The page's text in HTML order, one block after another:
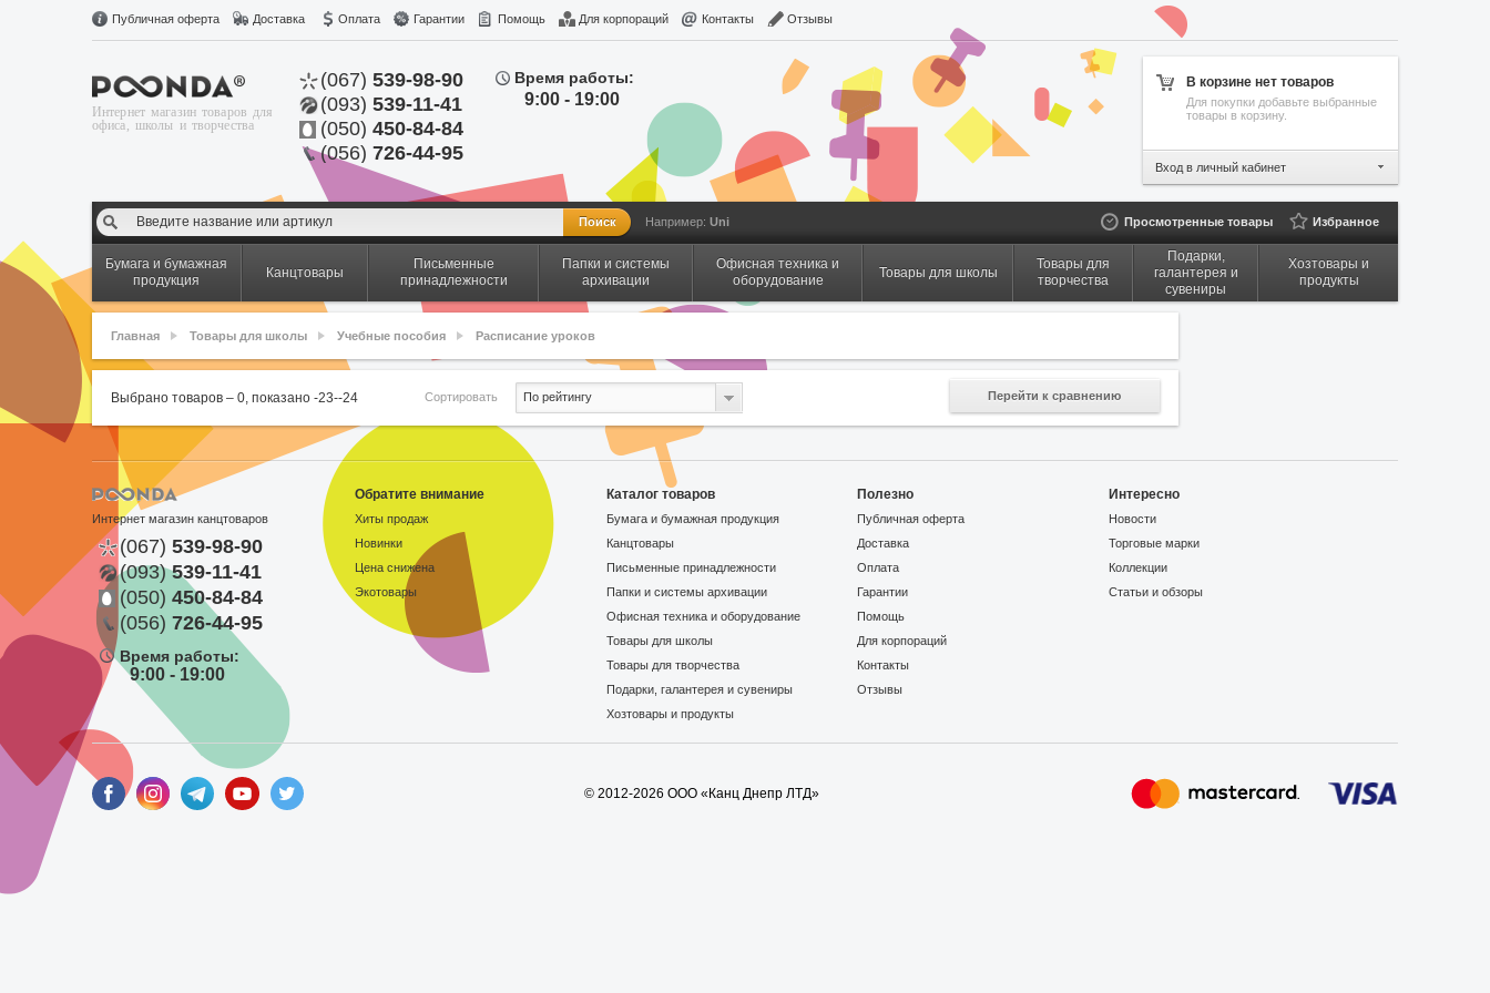
Публичная оферта Доставка Оплата Гарантии Помощь Для корпораций Контакты Отзывы
Интернет магазин товаров для
офиса, школы и творчества
(067) 539-98-90
(093) 539-11-41
(050) 450-84-84
(056) 726-44-95
Время работы:
9:00 - 19:00
В корзине нет товаров
Для покупки добавьте выбранные
товары в корзину.
Вход в личный кабинет
Например: Uni Просмотренные товары Избранное
Бумага и бумажная
продукция
Канцтовары
Письменные
принадлежности
Папки и системы
архивации
Офисная техника и
оборудование
Товары для школы
Товары для
творчества
Подарки,
галантерея и
сувениры
Хозтовары и
продукты
Главная Товары для школы Учебные пособия Расписание уроков
Выбрано товаров – 0, показано -23--24 Перейти к сравнению
Сортировать По рейтингу
Интернет магазин канцтоваров
(067) 539-98-90
(093)539-11-41
(050) 450-84-84
(056) 726-44-95
Время работы:
9:00 - 19:00
Обратите внимание
Хиты продаж
Новинки
Цена снижена
Экотовары
Каталог товаров
Бумага и бумажная продукция
Канцтовары
Письменные принадлежности
Папки и системы архивации
Офисная техника и оборудование
Товары для школы
Товары для творчества
Подарки, галантерея и сувениры
Хозтовары и продукты
Полезно
Публичная оферта
Доставка
Оплата
Гарантии
Помощь
Для корпораций
Контакты
Отзывы
Интересно
Новости
Торговые марки
Коллекции
Статьи и обзоры
© 2012-2026 ООО «Канц Днепр ЛТД»